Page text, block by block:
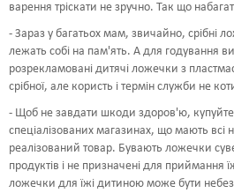
варення тріскати не зручно. Так що
- Зараз у багатьох мам, звичайно, срібні
лежать собі на пам'ять. А для годування
розрекламовані дитячі ложечки з
срібної, але користь і термін служби не
- Щоб не завдати шкоди здоров'ю, купуйте
спеціалізованих магазинах, що мають всі
реалізований товар. Бувають ложечки
продуктів і не призначені для приймання
ложечки для їжі дитиною може бути